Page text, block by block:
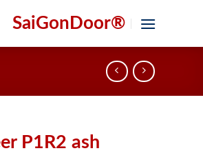
SaiGonDoor®
P1R2 ash